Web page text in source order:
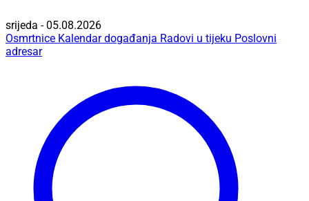
srijeda - 05.08.2026
Osmrtnice Kalendar događanja Radovi u tijeku Poslovni
adresar